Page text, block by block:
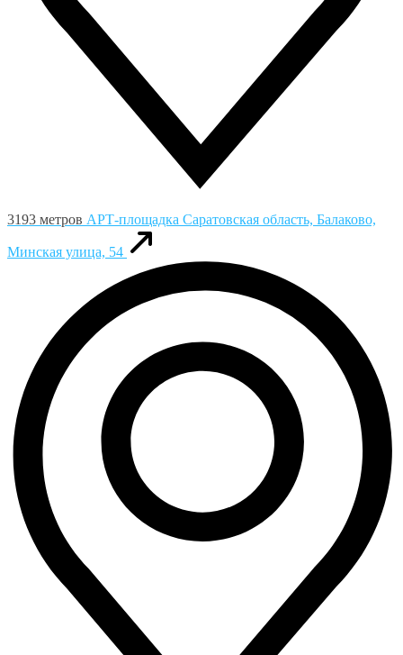
3193 метров АРТ-площадка Саратовская область, Балаково,
Минская улица, 54